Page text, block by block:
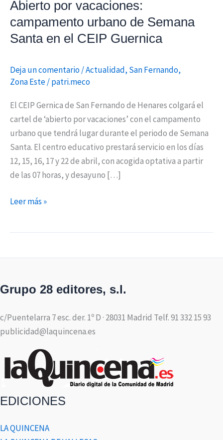
Abierto por vacaciones:
campamento urbano de Semana
Santa en el CEIP Guernica
Deja un comentario/Actualidad, San Fernando,
Zona Este/patri.meco
El CEIP Gernica de San Fernando de Henares colgará el
cartel de ‘abierto por vacaciones’ con el campamento
urbano que tendrá lugar durante el periodo de Semana
Santa. El centro educativo prestará servicio en los días
12, 15, 16, 17 y 22 de abril, con acogida optativa a partir
de las 07 horas, y desayuno […]
en
el
CEIP
Leer más »
Grupo 28 editores, s.l.
c/Puentelarra 7 esc. der. 1º D · 28031 Madrid Telf. 91 332 15 93
publicidad@laquincena.es
EDICIONES
LA QUINCENA